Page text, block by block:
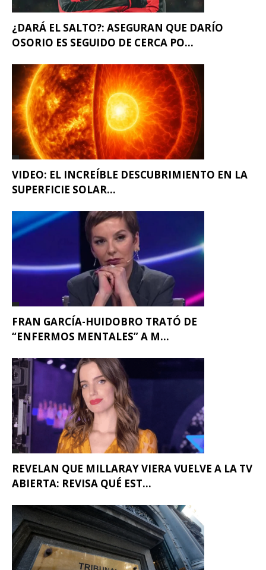
¿DARÁ EL SALTO?: ASEGURAN QUE DARÍO
OSORIO ES SEGUIDO DE CERCA PO...
VIDEO: EL INCREÍBLE DESCUBRIMIENTO EN LA
SUPERFICIE SOLAR...
FRAN GARCÍA-HUIDOBRO TRATÓ DE
“ENFERMOS MENTALES” A M...
REVELAN QUE MILLARAY VIERA VUELVE A LA TV
ABIERTA: REVISA QUÉ EST...